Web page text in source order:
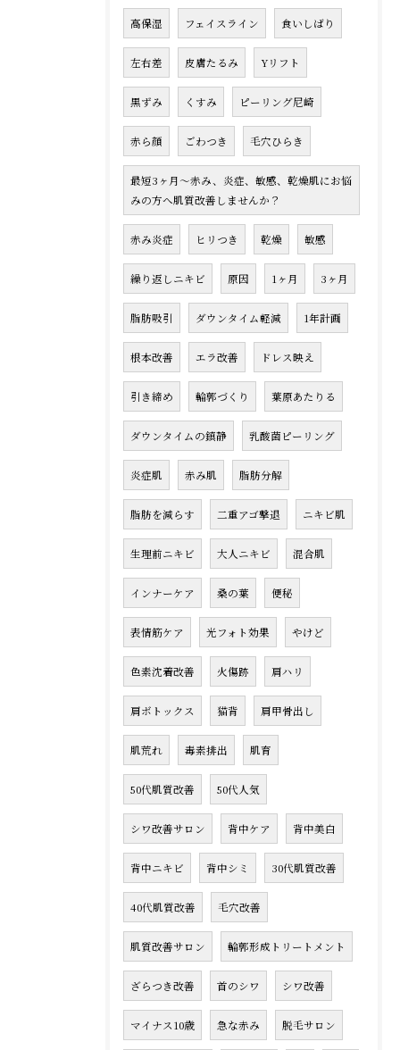
高保湿 フェイスライン 食いしばり
左右差 皮膚たるみ Yリフト
黒ずみ くすみ ピーリング尼崎
赤ら顔 ごわつき 毛穴ひらき
最短3ヶ月〜赤み、炎症、敏感、乾燥肌にお悩
みの方へ肌質改善しませんか？
赤み炎症 ヒリつき 乾燥 敏感
繰り返しニキビ 原因 1ヶ月 3ヶ月
脂肪吸引 ダウンタイム軽減 1年計画
根本改善 エラ改善 ドレス映え
引き締め 輪郭づくり 葉原あたりる
ダウンタイムの鎮静 乳酸菌ピーリング
炎症肌 赤み肌 脂肪分解
脂肪を減らす 二重アゴ撃退 ニキビ肌
生理前ニキビ 大人ニキビ 混合肌
インナーケア 桑の葉 便秘
表情筋ケア 光フォト効果 やけど
色素沈着改善 火傷跡 肩ハリ
肩ボトックス 猫背 肩甲骨出し
肌荒れ 毒素排出 肌育
50代肌質改善 50代人気
シワ改善サロン 背中ケア 背中美白
背中ニキビ 背中シミ 30代肌質改善
40代肌質改善 毛穴改善
肌質改善サロン 輪郭形成トリートメント
ざらつき改善 首のシワ シワ改善
マイナス10歳 急な赤み 脱毛サロン